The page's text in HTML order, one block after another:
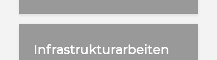
Infrastrukturarbeiten